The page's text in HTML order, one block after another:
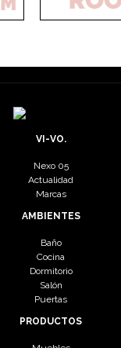
VI-VO.
Nexo 05
Actualidad
Marcas
AMBIENTES
Baño
Cocina
Dormitorio
Salón
Puertas
PRODUCTOS